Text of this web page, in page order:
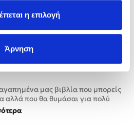
η επιλογή
Άρνηση
μας βιβλία που μπορείς
αλλά που θα θυμάσαι για πολύ